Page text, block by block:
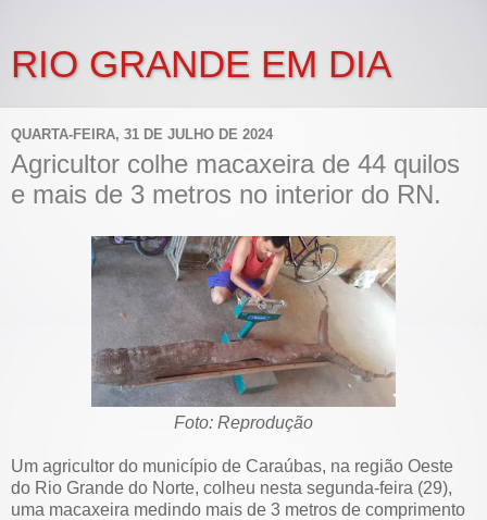
RIO GRANDE EM DIA
QUARTA-FEIRA, 31 DE JULHO DE 2024
Agricultor colhe macaxeira de 44 quilos
e mais de 3 metros no interior do RN.
Foto: Reprodução
Um agricultor do município de Caraúbas, na região Oeste
do Rio Grande do Norte, colheu nesta segunda-feira (29),
uma macaxeira medindo mais de 3 metros de comprimento